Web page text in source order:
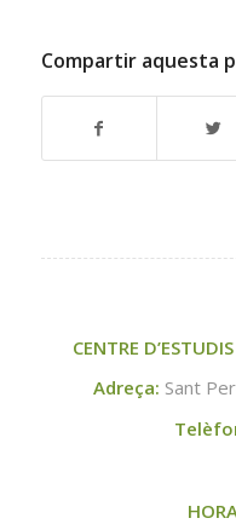
Compartir aquesta
CENTRE
Adreça: Sant